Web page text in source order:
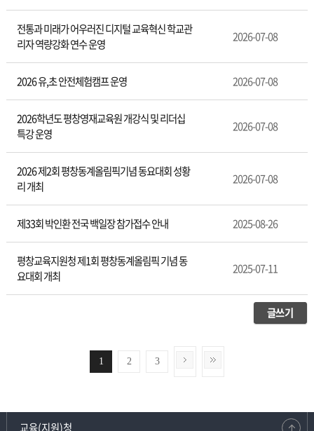
전통과 미래가 어우러진 디지털 교육혁신 학교관
리자 역량강화 연수 운영
2026-07-08
2026 유,초 안전체험캠프 운영 2026-07-08
2026학년도 평창영재교육원 개강식 및 리더십
특강 운영
2026-07-08
2026 제2회 평창동계올림픽기념 동요대회 성황
리 개최
2026-07-08
제33회 박인환 전국 백일장 참가접수 안내 2025-08-26
평창교육지원청 제1회 평창동계올림픽 기념 동
요대회 개최
2025-07-11
글쓰기
1 2 3
교육(지원)청